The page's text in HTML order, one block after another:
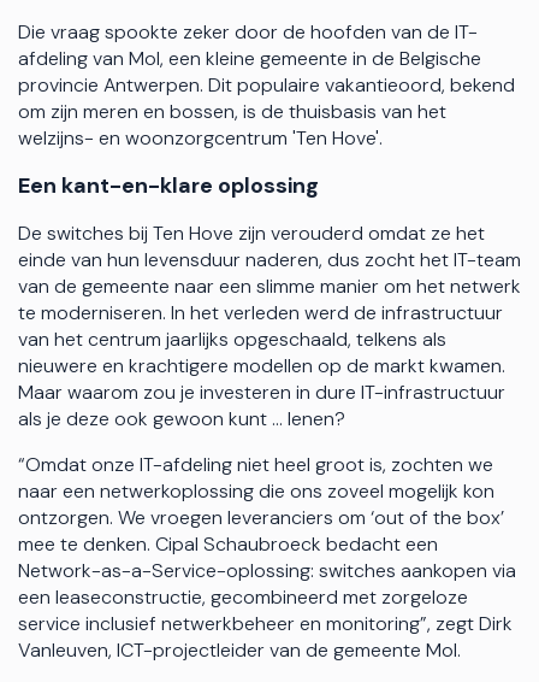
Die vraag spookte zeker door de hoofden van de IT-
afdeling van Mol, een kleine gemeente in de Belgische
provincie Antwerpen. Dit populaire vakantieoord, bekend
om zijn meren en bossen, is de thuisbasis van het
welzijns- en woonzorgcentrum 'Ten Hove'.
Een kant-en-klare oplossing
De switches bij Ten Hove zijn verouderd omdat ze het
einde van hun levensduur naderen, dus zocht het IT-team
van de gemeente naar een slimme manier om het netwerk
te moderniseren. In het verleden werd de infrastructuur
van het centrum jaarlijks opgeschaald, telkens als
nieuwere en krachtigere modellen op de markt kwamen.
Maar waarom zou je investeren in dure IT-infrastructuur
als je deze ook gewoon kunt ... lenen?
“Omdat onze IT-afdeling niet heel groot is, zochten we
naar een netwerkoplossing die ons zoveel mogelijk kon
ontzorgen. We vroegen leveranciers om ‘out of the box’
mee te denken. Cipal Schaubroeck bedacht een
Network-as-a-Service-oplossing: switches aankopen via
een leaseconstructie, gecombineerd met zorgeloze
service inclusief netwerkbeheer en monitoring”, zegt Dirk
Vanleuven, ICT-projectleider van de gemeente Mol.